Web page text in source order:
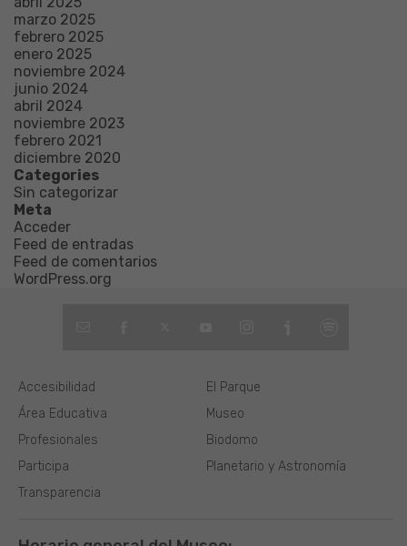
marzo 2025
febrero 2025
enero 2025
noviembre 2024
junio 2024
abril 2024
noviembre 2023
febrero 2021
diciembre 2020
Categories
Sin categorizar
Meta
Acceder
Feed de entradas
Feed de comentarios
WordPress.org
El Parque
Museo
Biodomo
Planetario y Astronomía
Área Educativa
Profesionales
Participa
Transparencia
Accesibilidad